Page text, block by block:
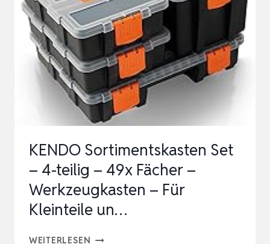
(16″,
41X21X20CM,
WERKZEUGKOFFER
MIT
METALLSC…
KENDO Sortimentskasten Set
– 4-teilig – 49x Fächer –
Werkzeugkasten – Für
Kleinteile un…
WEITERLESEN KENDO